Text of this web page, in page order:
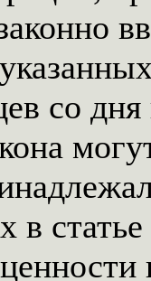
со
в